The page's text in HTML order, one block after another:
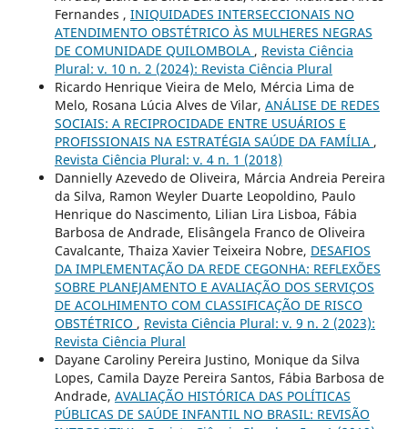
Fernandes , INIQUIDADES INTERSECCIONAIS NO
ATENDIMENTO OBSTÉTRICO ÀS MULHERES NEGRAS
DE COMUNIDADE QUILOMBOLA , Revista Ciência
Plural: v. 10 n. 2 (2024): Revista Ciência Plural
Ricardo Henrique Vieira de Melo, Mércia Lima de
Melo, Rosana Lúcia Alves de Vilar, ANÁLISE DE REDES
SOCIAIS: A RECIPROCIDADE ENTRE USUÁRIOS E
PROFISSIONAIS NA ESTRATÉGIA SAÚDE DA FAMÍLIA ,
Revista Ciência Plural: v. 4 n. 1 (2018)
Dannielly Azevedo de Oliveira, Márcia Andreia Pereira
da Silva, Ramon Weyler Duarte Leopoldino, Paulo
Henrique do Nascimento, Lilian Lira Lisboa, Fábia
Barbosa de Andrade, Elisângela Franco de Oliveira
Cavalcante, Thaiza Xavier Teixeira Nobre, DESAFIOS
DA IMPLEMENTAÇÃO DA REDE CEGONHA: REFLEXÕES
SOBRE PLANEJAMENTO E AVALIAÇÃO DOS SERVIÇOS
DE ACOLHIMENTO COM CLASSIFICAÇÃO DE RISCO
OBSTÉTRICO , Revista Ciência Plural: v. 9 n. 2 (2023):
Revista Ciência Plural
Dayane Caroliny Pereira Justino, Monique da Silva
Lopes, Camila Dayze Pereira Santos, Fábia Barbosa de
Andrade, AVALIAÇÃO HISTÓRICA DAS POLÍTICAS
PÚBLICAS DE SAÚDE INFANTIL NO BRASIL: REVISÃO